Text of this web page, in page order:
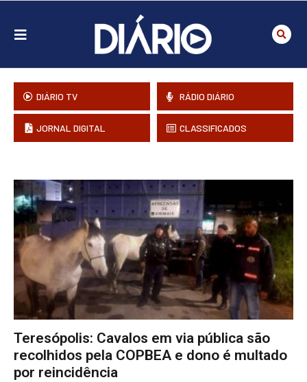
DIÁRIO TV RÁDIO DIÁRIO
JORNAL DIGITAL CLASSIFICADOS
Teresópolis: Cavalos em via pública são
recolhidos pela COPBEA e dono é multado
por reincidência